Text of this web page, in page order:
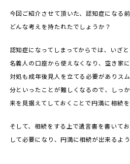
今回ご紹介させて頂いた、認知症になる
どんな考えを持たれたでしょうか？
認知症になってしまってからでは、いざ
名義人の口座から使えなくなり、空き家
対処も成年後見人を立てる必要がありス
分といったことが難しくなるので、しっ
来を見据えてしておくことで円満に相続
そして、相続をする上で遺言書を書いて
して必要になり、円満に相続が出来るよ